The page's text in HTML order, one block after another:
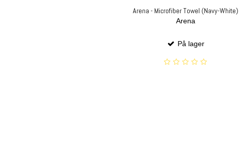
Arena - Microfiber Towel (Navy-White)
Arena
På lager